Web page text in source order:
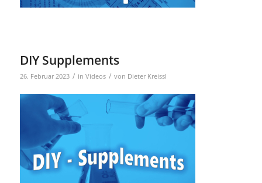
DIY Supplements
26. Februar 2023 / in Videos / von Dieter Kreissl